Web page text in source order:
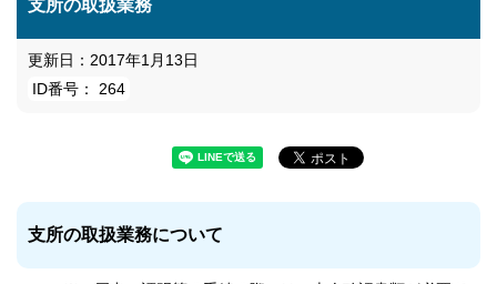
支所の取扱業務
更新日：2017年1月13日
ID番号： 264
支所の取扱業務について